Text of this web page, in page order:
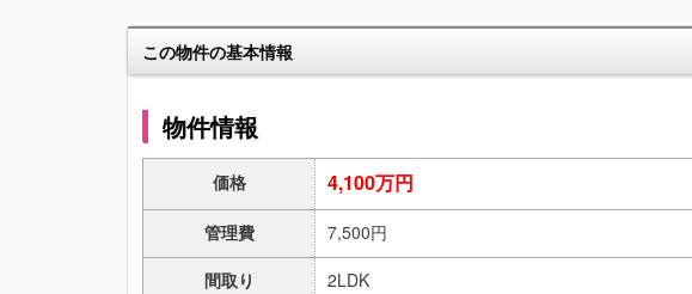
この物件の基本情報
物件情報
価格 4,100万円
管理費 7,500円
間取り
2LDK